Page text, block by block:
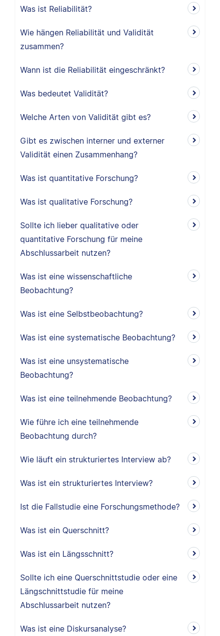
Was ist Reliabilität?
Wie hängen Reliabilität und Validität
zusammen?
Wann ist die Reliabilität eingeschränkt?
Was bedeutet Validität?
Welche Arten von Validität gibt es?
Gibt es zwischen interner und externer
Validität einen Zusammenhang?
Was ist quantitative Forschung?
Was ist qualitative Forschung?
Sollte ich lieber qualitative oder
quantitative Forschung für meine
Abschlussarbeit nutzen?
Was ist eine wissenschaftliche
Beobachtung?
Was ist eine Selbstbeobachtung?
Was ist eine systematische Beobachtung?
Was ist eine unsystematische
Beobachtung?
Was ist eine teilnehmende Beobachtung?
Wie führe ich eine teilnehmende
Beobachtung durch?
Wie läuft ein strukturiertes Interview ab?
Was ist ein strukturiertes Interview?
Ist die Fallstudie eine Forschungsmethode?
Was ist ein Querschnitt?
Was ist ein Längsschnitt?
Sollte ich eine Querschnittstudie oder eine
Längschnittstudie für meine
Abschlussarbeit nutzen?
Was ist eine Diskursanalyse?